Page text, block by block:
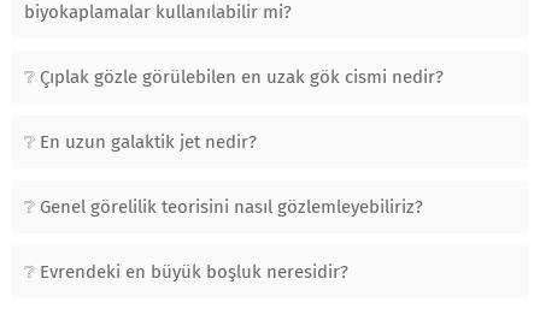
biyokaplamalar kullanılabilir mi?
Çıplak gözle görülebilen en uzak gök cismi nedir?
En uzun galaktik jet nedir?
Genel görelilik teorisini nasıl gözlemleyebiliriz?
Evrendeki en büyük boşluk neresidir?